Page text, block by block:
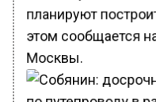
планируют
этом сообщается
Москвы.